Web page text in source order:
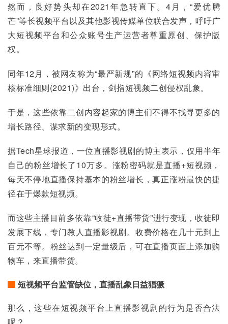
然而，良好势头却在2021年急转直下。4月，“爱优腾
芒”等长视频平台以及其他影视传媒单位联合发声，呼吁广
大短视频平台和公众账号生产运营者尊重原创、保护版
权。
同年12月，被网友称为“最严新规”的《网络短视频内容审
核标准细则(2021)》出台，剑指短视频二创侵权乱象。
于是，这些依靠二创内容起家的博主们不得不找寻更多的
增长路径、谋求新的变现形式。
据Tech星球报道，一位直播影视剧的博主表示，仅用半年
自己的粉丝增长了10万多。涨粉密码就是直播+短视频，
每天不停地直播保持基本的粉丝增长，真正涨粉最快的捷
径在于爆款短视频。
而这些主播目前多依靠“收徒+直播带货”进行变现，收徒即
发展下线，专门教人直播影视剧。收费价格在几十元到上
百元不等。粉丝达到一定量级后，可在直播页面上添加购
物车，来直播带货。
短视频平台监管缺位，直播乱象日益猖獗
那么，这些在短视频平台上直播影视剧的行为是否合法